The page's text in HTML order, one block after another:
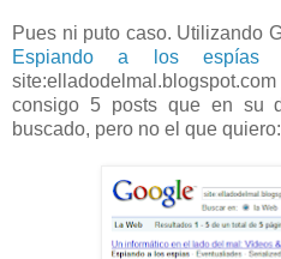
Pues ni puto caso. Utilizando
Espiando a los espías
consigo 5 posts que en su
buscado, pero no el que